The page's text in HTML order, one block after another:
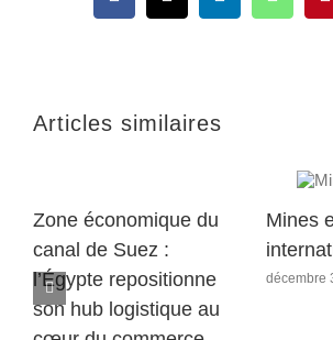
Articles similaires
Zone économique du
canal de Suez :
l’Égypte repositionne
son hub logistique au
Mines
décembre